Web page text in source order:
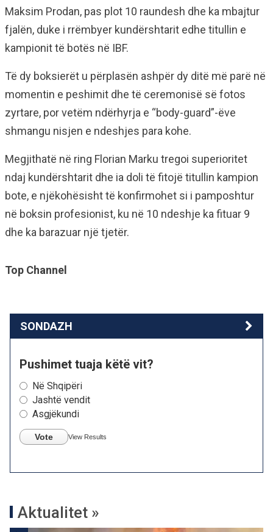
Maksim Prodan, pas plot 10 raundesh dhe ka mbajtur
fjalën, duke i rrëmbyer kundërshtarit edhe titullin e
kampionit të botës në IBF.
Të dy boksierët u përplasën ashpër dy ditë më parë në
momentin e peshimit dhe të ceremonisë së fotos
zyrtare, por vetëm ndërhyrja e “body-guard”-ëve
shmangu nisjen e ndeshjes para kohe.
Megjithatë në ring Florian Marku tregoi superioritet
ndaj kundërshtarit dhe ia doli të fitojë titullin kampion
bote, e njëkohësisht të konfirmohet si i pamposhtur
në boksin profesionist, ku në 10 ndeshje ka fituar 9
dhe ka barazuar një tjetër.
Top Channel
SONDAZH
Pushimet tuaja këtë vit?
Në Shqipëri
Jashtë vendit
Asgjëkundi
Vote View Results
Aktualitet »